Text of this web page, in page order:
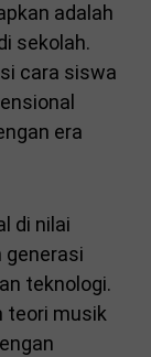
adalah
sekolah.
cara siswa
era
di nilai
generasi
teknologi.
teori musik